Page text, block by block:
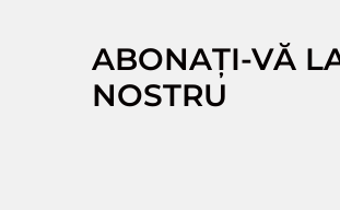
ABONAȚI-VĂ
NOSTRU